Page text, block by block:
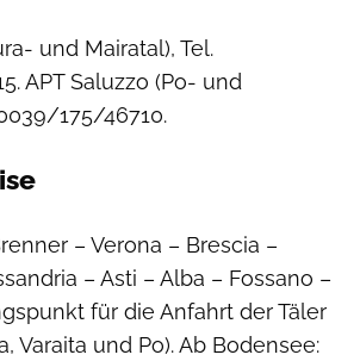
und Mairatal), Tel.
APT Saluzzo (Po- und
175/46710.
– Verona – Brescia –
– Asti – Alba – Fossano –
für die Anfahrt der Täler
Varaita und Po). Ab Bodensee: